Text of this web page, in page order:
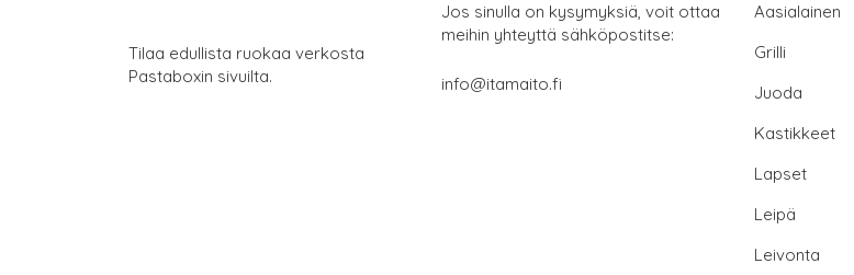
Tilaa edullista ruokaa verkosta
Pastaboxin sivuilta.
Jos sinulla on kysymyksiä, voit ottaa
meihin yhteyttä sähköpostitse:
info@itamaito.fi
Aasialainen
Grilli
Juoda
Kastikkeet
Lapset
Leipä
Leivonta